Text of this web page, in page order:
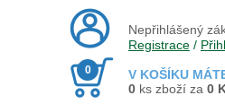
Nepřihlášený
Registrace /
V KOŠÍKU
0
0 ks zboží za 0